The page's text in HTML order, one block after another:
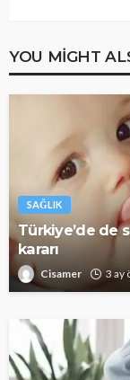
YOU MIGHT
SAĞLIK
Türkiye’de de
kararı
Cisamer 3 ay